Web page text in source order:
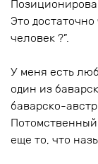
Это
человек ?”.
У меня есть
один из
баварско-
еще то, что